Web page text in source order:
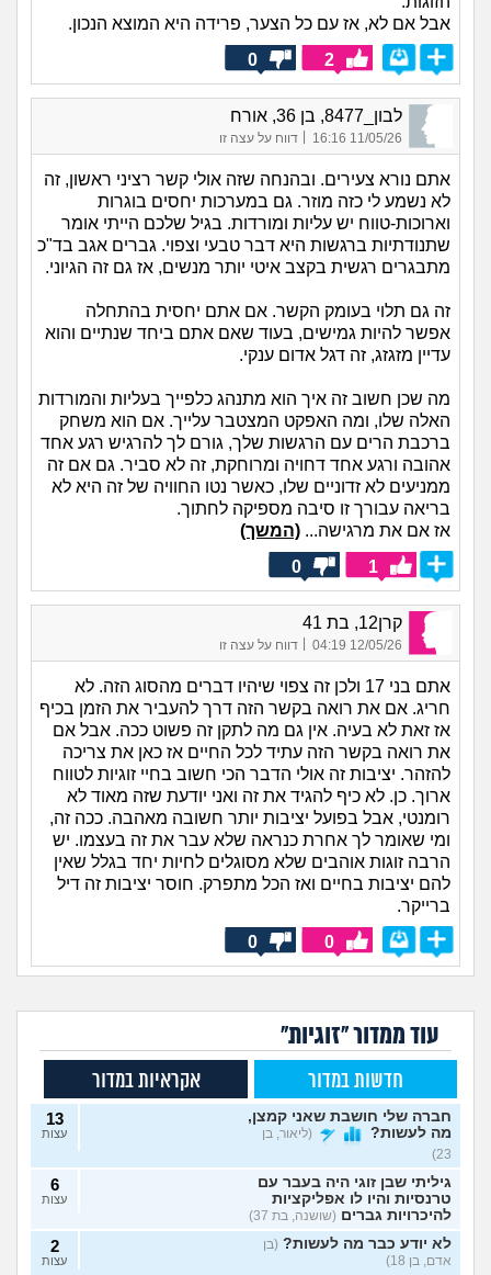
אבל אם לא, אז עם כל הצער, פרידה היא המוצא הנכון.
2
0
לבון_8477, בן 36, אורח
11/05/26 16:16
| דווח על עצה זו
אתם נורא צעירים. ובהנחה שזה אולי קשר רציני ראשון, זה
לא נשמע לי כזה מוזר. גם במערכות יחסים בוגרות
וארוכות-טווח יש עליות ומורדות. בגיל שלכם הייתי אומר
שתנודתיות ברגשות היא דבר טבעי וצפוי. גברים אגב בד"כ
מתבגרים רגשית בקצב איטי יותר מנשים, אז גם זה הגיוני.
זה גם תלוי בעומק הקשר. אם אתם יחסית בהתחלה
אפשר להיות גמישים, בעוד שאם אתם ביחד שנתיים והוא
עדיין מזגזג, זה דגל אדום ענקי.
מה שכן חשוב זה איך הוא מתנהג כלפייך בעליות והמורדות
האלה שלו, ומה האפקט המצטבר עלייך. אם הוא משחק
ברכבת הרים עם הרגשות שלך, גורם לך להרגיש רגע אחד
אהובה ורגע אחד דחויה ומרוחקת, זה לא סביר. גם אם זה
ממניעים לא זדוניים שלו, כאשר נטו החוויה של זה היא לא
בריאה עבורך זו סיבה מספיקה לחתוך.
אז אם את מרגישה... (המשך)
1
0
קרן12, בת 41
12/05/26 04:19 דווח על עצה זו
אתם בני 17 ולכן זה צפוי שיהיו דברים מהסוג הזה. לא
חריג. אם את רואה בקשר הזה דרך להעביר את הזמן בכיף
אז זאת לא בעיה. אין גם מה לתקן זה פשוט ככה. אבל אם
את רואה בקשר הזה עתיד לכל החיים אז כאן את צריכה
להזהר. יציבות זה אולי הדבר הכי חשוב בחיי זוגיות לטווח
ארוך. כן. לא כיף להגיד את זה ואני יודעת שזה מאוד לא
רומנטי, אבל בפועל יציבות יותר חשובה מאהבה. ככה זה,
ומי שאומר לך אחרת כנראה שלא עבר את זה בעצמו. יש
הרבה זוגות אוהבים שלא מסוגלים לחיות יחד בגלל שאין
להם יציבות בחיים ואז הכל מתפרק. חוסר יציבות זה דיל
ברייקר.
0
0
עוד ממדור "זוגיות"
חדשות במדור אקראיות במדור
חברה שלי חושבת שאני קמצן,
מה לעשות?
(ליאור, בן
23)
13
עצות
גיליתי שבן זוגי היה בעבר עם
טרנסיות והיו לו אפליקציות
להיכרויות גברים (שושנה, בת 37)
6
עצות
לא יודע כבר מה לעשות? (בן
אדם, בן 18)
2
עצות